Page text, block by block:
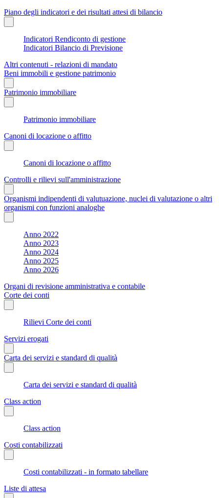
Piano degli indicatori e dei risultati attesi di bilancio
Indicatori Rendiconto di gestione
Indicatori Bilancio di Previsione
Altri contenuti - relazioni di mandato
Beni immobili e gestione patrimonio
Patrimonio immobiliare
Patrimonio immobiliare
Canoni di locazione o affitto
Canoni di locazione o affitto
Controlli e rilievi sull'amministrazione
Organismi indipendenti di valutuazione, nuclei di valutazione o altri
organismi con funzioni analoghe
Anno 2022
Anno 2023
Anno 2024
Anno 2025
Anno 2026
Organi di revisione amministrativa e contabile
Corte dei conti
Rilievi Corte dei conti
Servizi erogati
Carta dei servizi e standard di qualità
Carta dei servizi e standard di qualità
Class action
Class action
Costi contabilizzati
Costi contabilizzati - in formato tabellare
Liste di attesa